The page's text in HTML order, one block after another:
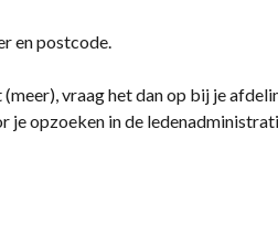
en postcode.
vraag het dan op bij je
je opzoeken in de